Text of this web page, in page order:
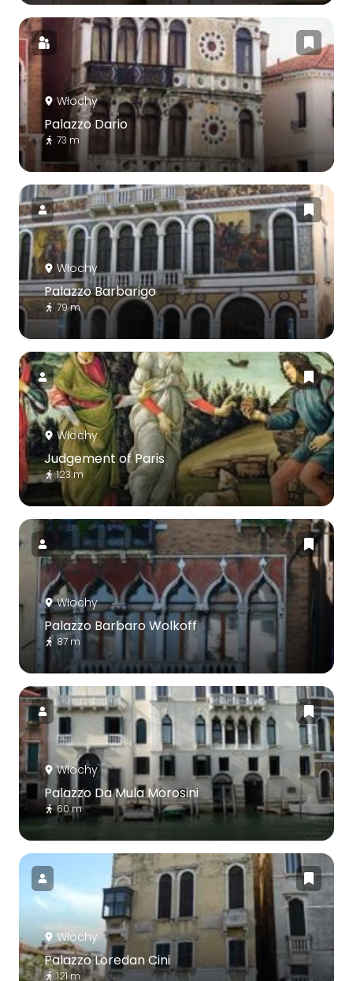
Włochy
Palazzo Dario
73 m
Włochy
Palazzo Barbarigo
79 m
Włochy
Judgement of Paris
123 m
Włochy
Palazzo Barbaro Wolkoff
87 m
Włochy
Palazzo Da Mula Morosini
60 m
Włochy
Palazzo Loredan Cini
121 m